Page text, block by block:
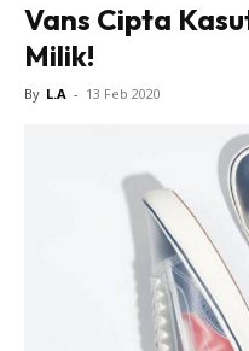
Vans Cipta
Milik!
By L.A - 13 Feb 2020